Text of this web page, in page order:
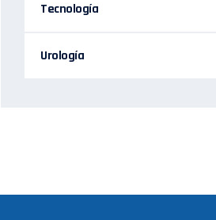
Tecnología
Urología